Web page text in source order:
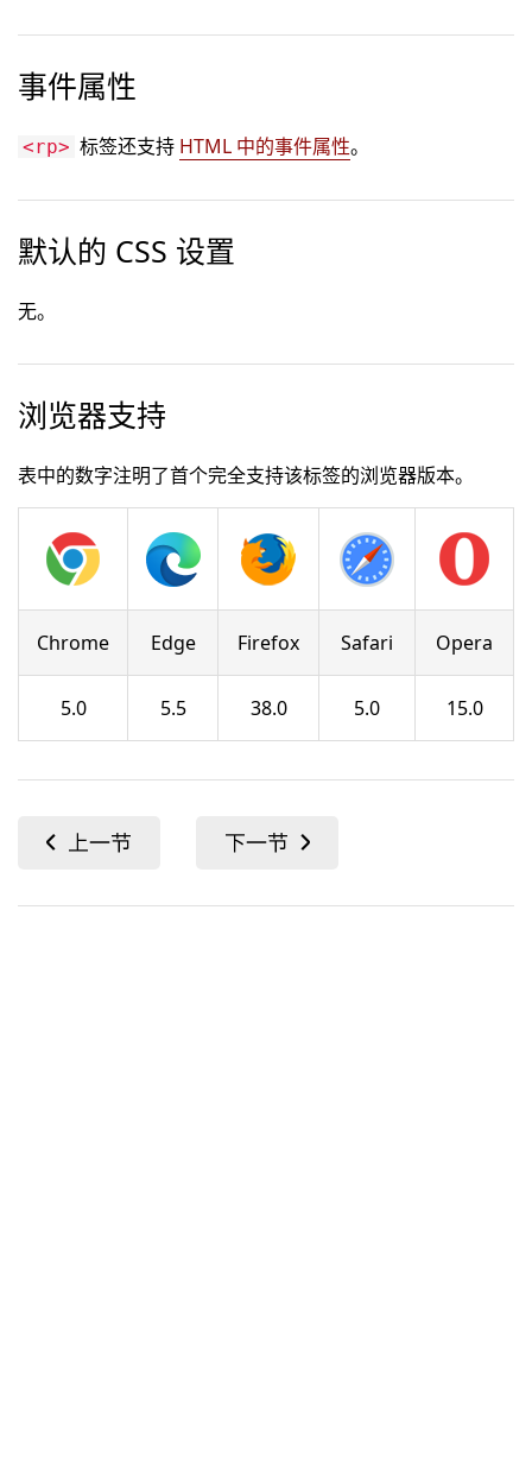
事件属性
<rp> 标签还支持 HTML 中的事件属性。
默认的 CSS 设置
无。
浏览器支持
表中的数字注明了首个完全支持该标签的浏览器版本。
Chrome Edge Firefox Safari Opera
5.0 5.5 38.0 5.0 15.0